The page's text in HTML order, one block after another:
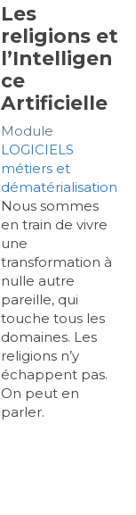
Les
religions et
l’Intelligen
ce
Artificielle
Module
LOGICIELS
métiers et
dématérialisation
Nous sommes
en train de vivre
une
transformation à
nulle autre
pareille, qui
touche tous les
domaines. Les
religions n’y
échappent pas.
On peut en
parler.